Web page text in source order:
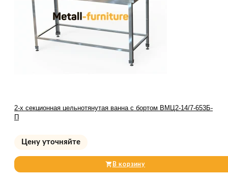
2-х секционная цельнотянутая ванна с бортом ВМЦ2-14/7-653Б-
П
Цену уточняйте
В корзину